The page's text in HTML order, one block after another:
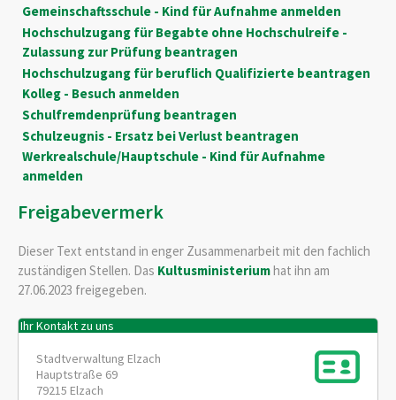
Gemeinschaftsschule - Kind für Aufnahme anmelden
Hochschulzugang für Begabte ohne Hochschulreife -
Zulassung zur Prüfung beantragen
Hochschulzugang für beruflich Qualifizierte beantragen
Kolleg - Besuch anmelden
Schulfremdenprüfung beantragen
Schulzeugnis - Ersatz bei Verlust beantragen
Werkrealschule/Hauptschule - Kind für Aufnahme
anmelden
Freigabevermerk
Dieser Text entstand in enger Zusammenarbeit mit den fachlich
zuständigen Stellen. Das Kultusministeriumhat ihn am
27.06.2023 freigegeben.
Ihr Kontakt zu uns
Stadtverwaltung Elzach
Hauptstraße 69
79215 Elzach